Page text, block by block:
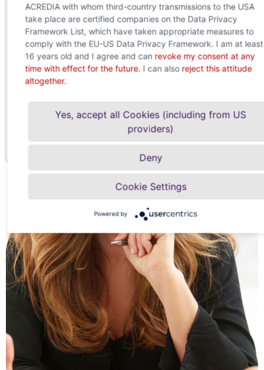
Ich habe dieDatenschutzerklärungzur
Kenntnis genommen.
Senden
ACREDIA with whom third-country transmissions to the USA
take place are certified companies on the Data Privacy
Framework List, which have taken appropriate measures to
comply with the EU-US Data Privacy Framework. I am at least
16 years old and I agree and can revoke my consent at any
time with effect for the future. I can also reject this attitude
altogether.
Yes, accept all Cookies (including from US
providers)
Deny
Cookie Settings
Powered by